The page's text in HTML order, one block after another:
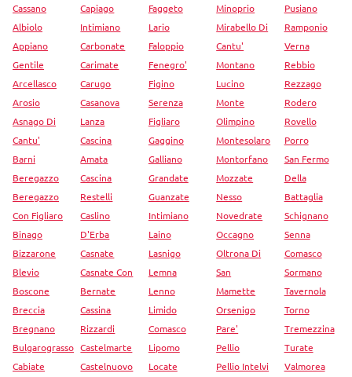
Cassano
Albiolo
Appiano
Gentile
Arcellasco
Arosio
Asnago Di
Cantu'
Barni
Beregazzo
Beregazzo
Con Figliaro
Binago
Bizzarone
Blevio
Boscone
Breccia
Bregnano
Bulgarograsso
Cabiate
Capiago
Intimiano
Carbonate
Carimate
Carugo
Casanova
Lanza
Cascina
Amata
Cascina
Restelli
Caslino
D'Erba
Casnate
Casnate Con
Bernate
Cassina
Rizzardi
Castelmarte
Castelnuovo
Faggeto
Lario
Faloppio
Fenegro'
Figino
Serenza
Figliaro
Gaggino
Galliano
Grandate
Guanzate
Intimiano
Laino
Lasnigo
Lemna
Lenno
Limido
Comasco
Lipomo
Locate
Minoprio
Mirabello Di
Cantu'
Montano
Lucino
Monte
Olimpino
Montesolaro
Montorfano
Mozzate
Nesso
Novedrate
Occagno
Oltrona Di
San
Mamette
Orsenigo
Pare'
Pellio
Pellio Intelvi
Pusiano
Ramponio
Verna
Rebbio
Rezzago
Rodero
Rovello
Porro
San Fermo
Della
Battaglia
Schignano
Senna
Comasco
Sormano
Tavernola
Torno
Tremezzina
Turate
Valmorea